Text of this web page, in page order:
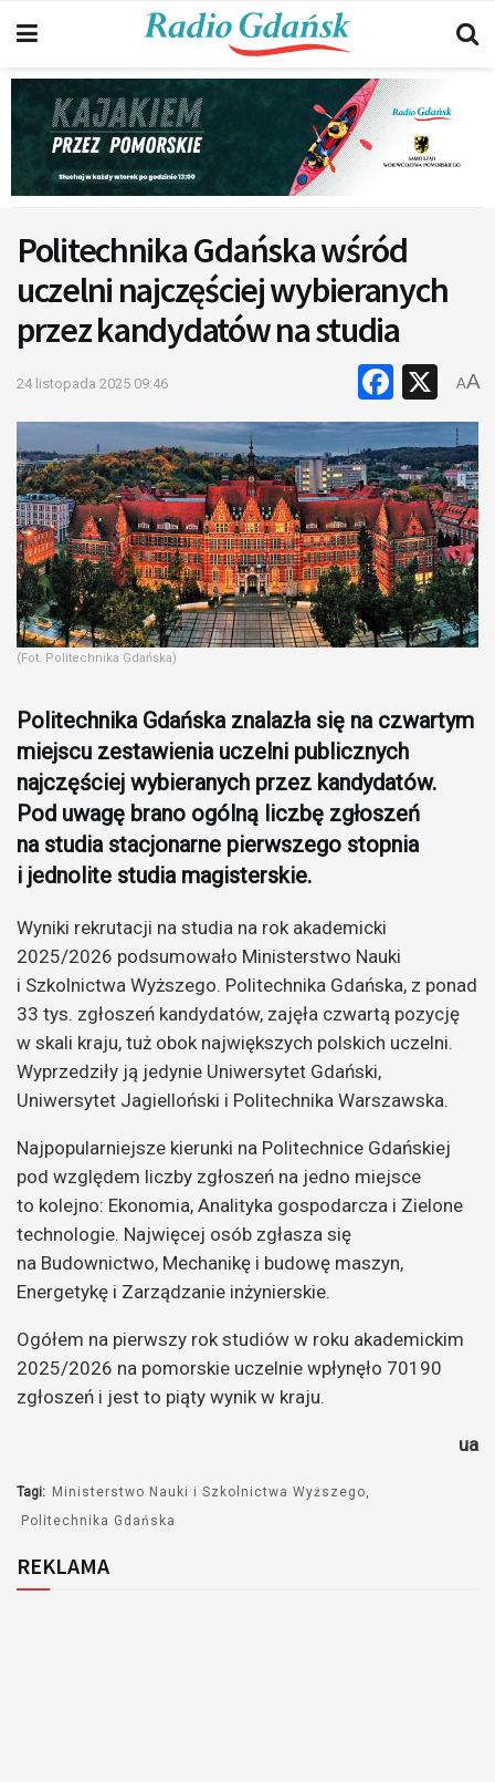
Politechnika Gdańska wśród
uczelni najczęściej wybieranych
przez kandydatów na studia
24 listopada 2025 09:46 X
AA
(Fot. Politechnika Gdańska)
Politechnika Gdańska znalazła się na czwartym
miejscu zestawienia uczelni publicznych
najczęściej wybieranych przez kandydatów.
Pod uwagę brano ogólną liczbę zgłoszeń
na studia stacjonarne pierwszego stopnia
i jednolite studia magisterskie.
Wyniki rekrutacji na studia na rok akademicki
2025/2026 podsumowało Ministerstwo Nauki
i Szkolnictwa Wyższego. Politechnika Gdańska, z ponad
33 tys. zgłoszeń kandydatów, zajęła czwartą pozycję
w skali kraju, tuż obok największych polskich uczelni.
Wyprzedziły ją jedynie Uniwersytet Gdański,
Uniwersytet Jagielloński i Politechnika Warszawska.
Najpopularniejsze kierunki na Politechnice Gdańskiej
pod względem liczby zgłoszeń na jedno miejsce
to kolejno: Ekonomia, Analityka gospodarcza i Zielone
technologie. Najwięcej osób zgłasza się
na Budownictwo, Mechanikę i budowę maszyn,
Energetykę i Zarządzanie inżynierskie.
Ogółem na pierwszy rok studiów w roku akademickim
2025/2026 na pomorskie uczelnie wpłynęło 70190
zgłoszeń i jest to piąty wynik w kraju.
ua
Tagi: Ministerstwo Nauki i Szkolnictwa Wyższego
Politechnika Gdańska
REKLAMA